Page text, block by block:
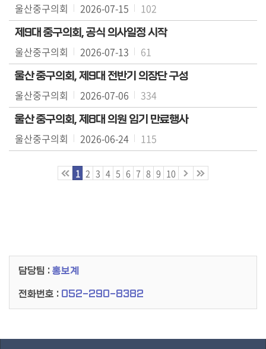
울산중구의회 2026-07-15 102
제9대 중구의회, 공식 의사일정 시작
울산중구의회 2026-07-13 61
울산 중구의회, 제9대 전반기 의장단 구성
울산중구의회 2026-07-06 334
울산 중구의회, 제8대 의원 임기 만료행사
울산중구의회 2026-06-24 115
1 2 3 4 5 6 7 8 9 10
담당팀 : 홍보계
전화번호 : 052-290-8382